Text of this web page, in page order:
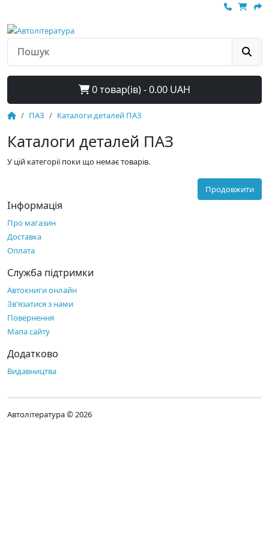
0 товар(ів) - 0.00 UAH
ПАЗ Каталоги деталей ПАЗ
Каталоги деталей ПАЗ
У цій категорії поки що немає товарів.
Продовжити
Інформація
Про магазин
Доставка
Оплата
Служба підтримки
Автокниги онлайн
Зв'язатися з нами
Повернення
Мапа сайту
Додатково
Видавництва
Автолітература © 2026